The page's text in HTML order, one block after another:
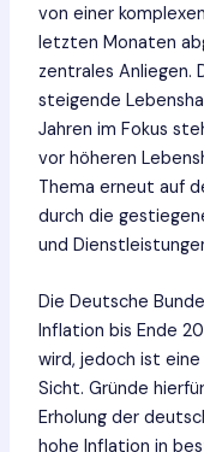
von einer
letzten Monaten
zentrales Anliegen.
steigende
Jahren im Fokus
vor höheren
Thema erneut auf
durch die
und
Die Deutsche
Inflation bis Ende
wird, jedoch ist
Sicht. Gründe
Erholung der
hohe Inflation in